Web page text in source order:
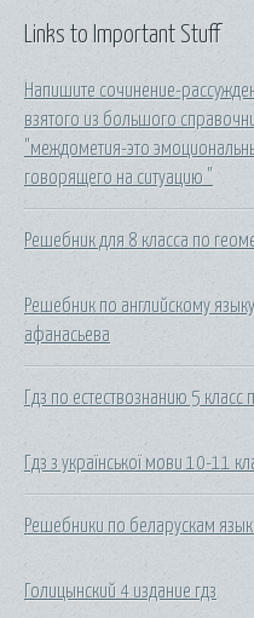
Links to Important Stuff
Напишите сочинение-
взятого из большого
"междометия-это
говорящего на ситуацию "
Решебник для 8 класса по
Решебник по английскому
афанасьева
Гдз по естествознанию 5
Гдз з української мови 10-11
Решебники по беларускам
Голицынский 4 издание гдз